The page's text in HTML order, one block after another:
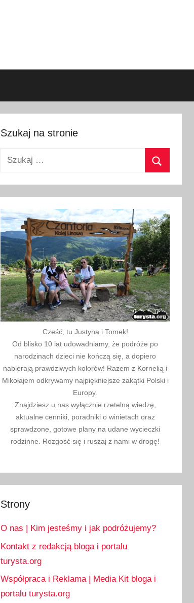
Szukaj na stronie
Szukaj:
Cześć, tu Justyna i Tomek!
Od blisko 10 lat udowadniamy, że podróże po
narodzinach dzieci nie kończą się, a dopiero
nabierają prawdziwych kolorów! Razem z Kornelią i
Mikołajem odkrywamy najpiękniejsze zakątki Polski i
Europy.
Znajdziesz u nas wyłącznie rzetelną wiedzę,
aktualne cenniki, poradniki o winietach oraz
sprawdzone, gotowe plany na udane wycieczki
rodzinne. Rozgość się i ruszaj z nami w drogę!
Strony
O nas | Kim jesteśmy i jak podróżujemy?
Kontakt z redakcją bloga i portalu
turysta.org
Współpraca i Reklama | Media Kit bloga i
portalu turysta.org